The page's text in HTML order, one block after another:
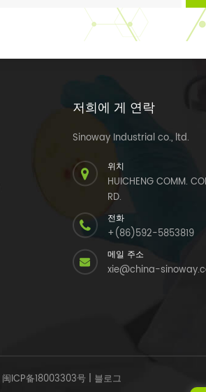
저희에 게 연락
Sinoway Industrial co., ltd.
위치
HUICHENG COMM.
RD.
전화
+(86)592-5853819
메일 주소
xie@china-
闽ICP备18003303号 | 블로그